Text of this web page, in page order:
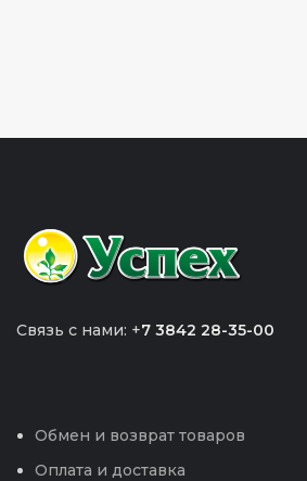
Связь с нами: +7 3842 28-35-00
Обмен и возврат товаров
Оплата и доставка